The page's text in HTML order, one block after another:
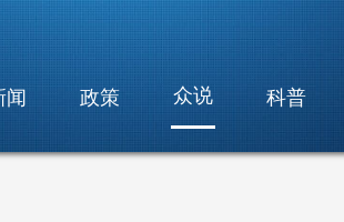
闻 政策 众说 科普